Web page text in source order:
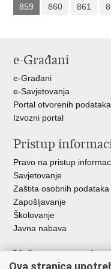
859 860 861
e-Građani
e-Građani
e-Savjetovanja
Portal otvorenih
Izvozni portal
Pristup
Pravo na pristup
Savjetovanje
Zaštita osobnih podataka
Zapošljavanje
Školovanje
Javna nabava
Važne poveznice
Ova stranica